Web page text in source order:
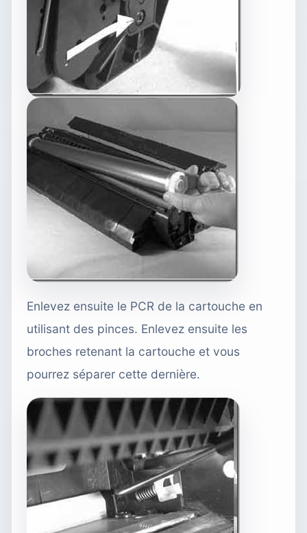
Enlevez ensuite le PCR de la cartouche en
utilisant des pinces. Enlevez ensuite les
broches retenant la cartouche et vous
pourrez séparer cette dernière.